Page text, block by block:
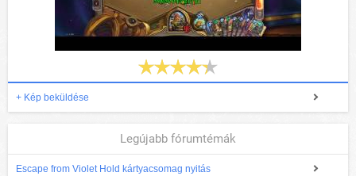
+ Kép beküldése
Legújabb fórumtémák
Escape from Violet Hold kártyacsomag nyitás